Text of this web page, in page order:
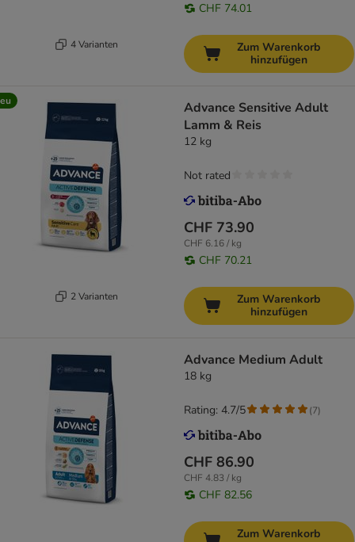
4 Varianten
CHF 74.01
Zum Warenkorb
hinzufügen
2 Varianten
Advance Sensitive Adult
Lamm & Reis
12 kg
CHF 73.90
CHF 6.16 / kg
CHF 70.21
Not rated
Zum Warenkorb
hinzufügen
Advance Medium Adult
18 kg
CHF 86.90
CHF 4.83 / kg
CHF 82.56
Rating: 4.7/5 (7)
Zum Warenkorb